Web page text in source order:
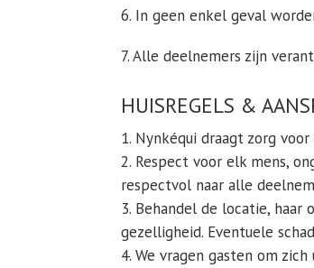
6. In geen enkel geval
7. Alle deelnemers zijn
HUISREGELS &
Nynkéqui draagt zorg
Respect voor elk mens,
respectvol naar alle
Behandel de locatie, haar
gezelligheid. Eventuele
We vragen gasten om